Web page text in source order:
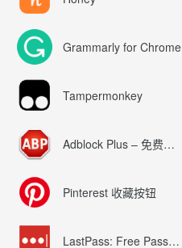
Grammarly for Chrome
Tampermonkey
Adblock Plus – 免费的广告拦截器
Pinterest 收藏按钮
LastPass: Free Password Manager